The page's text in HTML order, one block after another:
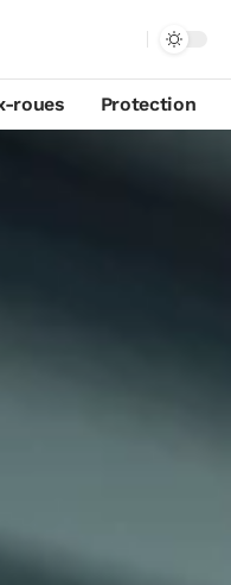
roues Protection